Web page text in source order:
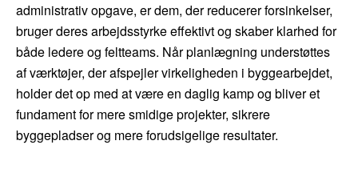
administrativ opgave, er dem, der reducerer forsinkelser,
bruger deres arbejdsstyrke effektivt og skaber klarhed for
både ledere og feltteams. Når planlægning understøttes
af værktøjer, der afspejler virkeligheden i byggearbejdet,
holder det op med at være en daglig kamp og bliver et
fundament for mere smidige projekter, sikrere
byggepladser og mere forudsigelige resultater.